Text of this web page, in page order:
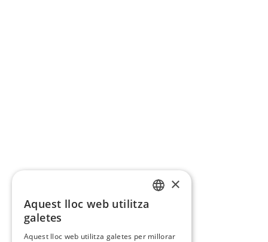
×
Aquest lloc web utilitza
galetes
Aquest lloc web utilitza galetes per millorar